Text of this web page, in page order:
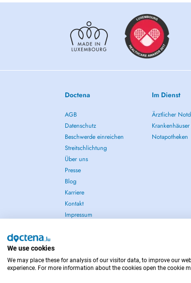
Doctena
AGB
Datenschutz
Beschwerde einreichen
Streitschlichtung
Über uns
Presse
Blog
Karriere
Kontakt
Impressum
Im Dienst
Ärztlicher
Notapotheken
IM NOTFALL WENDEN SIE SICH AN : 112
We use cookies
We may place these for analysis of our visitor data, to improve our
experience. For more information about the cookies open the cookie